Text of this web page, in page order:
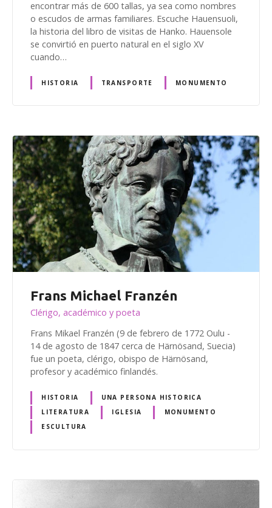
encontrar más de 600 tallas, ya sea como nombres
o escudos de armas familiares. Escuche Hauensuoli,
la historia del libro de visitas de Hanko. Hauensole
se convirtió en puerto natural en el siglo XV
cuando…
HISTORIA TRANSPORTE MONUMENTO
Frans Michael Franzén
Clérigo, académico y poeta
Frans Mikael Franzén (9 de febrero de 1772 Oulu -
14 de agosto de 1847 cerca de Härnösand, Suecia)
fue un poeta, clérigo, obispo de Härnösand,
profesor y académico finlandés.
HISTORIA
UNA PERSONA HISTORICA
LITERATURA
IGLESIA
MONUMENTO
ESCULTURA